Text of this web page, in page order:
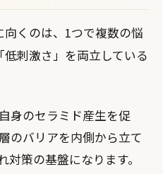
くのは、1つで複数の悩
刺激さ」を両立している
身のセラミド産生を促
のバリアを内側から立て
策の基盤になります。